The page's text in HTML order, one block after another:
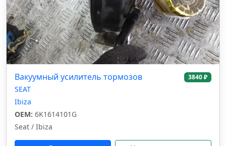
Вакуумный усилитель тормозов 3840 ₽
SEAT
Ibiza
OEM: 6K1614101G
Seat / Ibiza